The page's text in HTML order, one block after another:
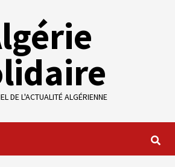
DE L'ACTUALITÉ ALGÉRIENNE